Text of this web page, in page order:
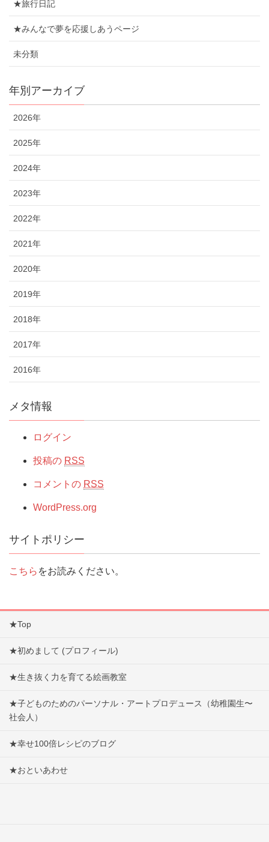
★旅行日記
★みんなで夢を応援しあうページ
未分類
年別アーカイブ
2026年
2025年
2024年
2023年
2022年
2021年
2020年
2019年
2018年
2017年
2016年
メタ情報
ログイン
投稿の RSS
コメントの RSS
WordPress.org
サイトポリシー
こちら をお読みください。
★Top
★初めまして (プロフィール)
★生き抜く力を育てる絵画教室
★子どものためのパーソナル・アートプロデュース（幼稚園生〜
社会人）
★幸せ100倍レシピのブログ
★おといあわせ